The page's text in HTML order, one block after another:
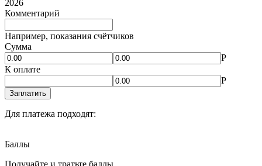
2026
Комментарий
Например, показания счётчиков
Сумма
Р
К оплате
Р
Заплатить
Для платежа подходят:
Баллы
Получайте и тратьте баллы